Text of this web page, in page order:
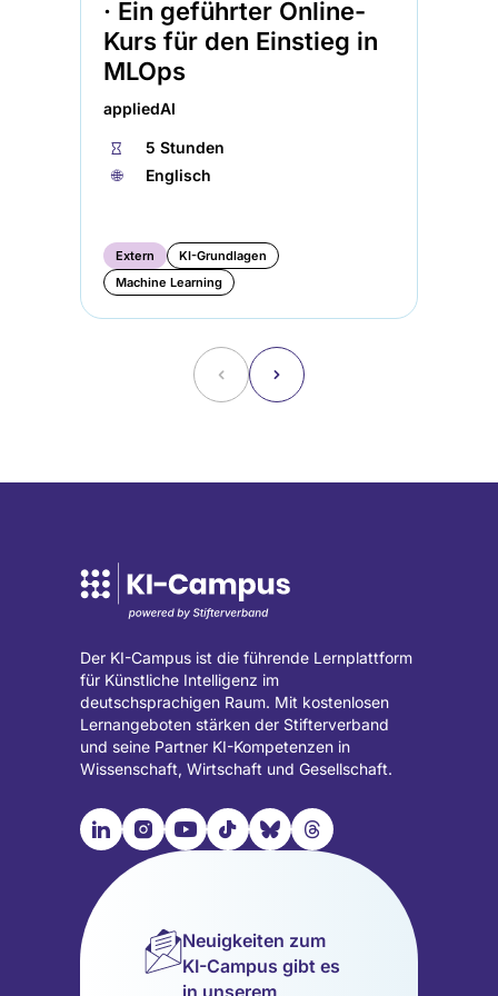
· Ein geführter Online-
Kurs für den Einstieg in
MLOps
appliedAI
⏱
5 Stunden
🌐︎
Englisch
Extern
KI-Grundlagen
Machine Learning
˂ ˃
Der KI-Campus ist die führende Lernplattform
für Künstliche Intelligenz im
deutschsprachigen Raum. Mit kostenlosen
Lernangeboten stärken der Stifterverband
und seine Partner KI-Kompetenzen in
Wissenschaft, Wirtschaft und Gesellschaft.

Besuche
unsere
LinkedIn
📹︎
Besuche
unsere
(wird
in
📺︎
Besuche
(wird
in
🎵︎
Besuche
(wird
in
🦋︎
Besuche
(wird
in
🧵︎
Besuche
unsere
(wird
in
Neuigkeiten zum
KI-Campus gibt es
in unserem